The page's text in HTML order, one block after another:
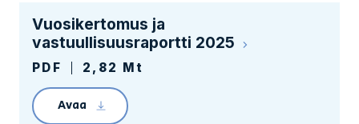
Vuosikertomus ja
vastuullisuusraportti 2025
PDF 2,82 Mt
Avaa
Linkin avaaminen lataa tiedoston